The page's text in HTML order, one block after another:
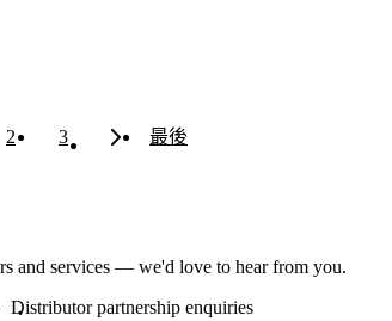
2 3 最後
and services — we'd love to hear from you.
Distributor partnership enquiries